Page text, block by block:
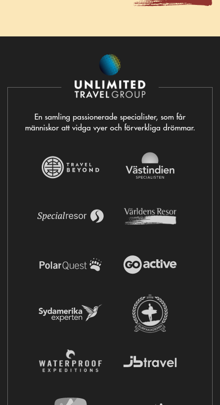
En samling passionerade specialister, som får
människor att vidga vyer och förverkliga drömmar.